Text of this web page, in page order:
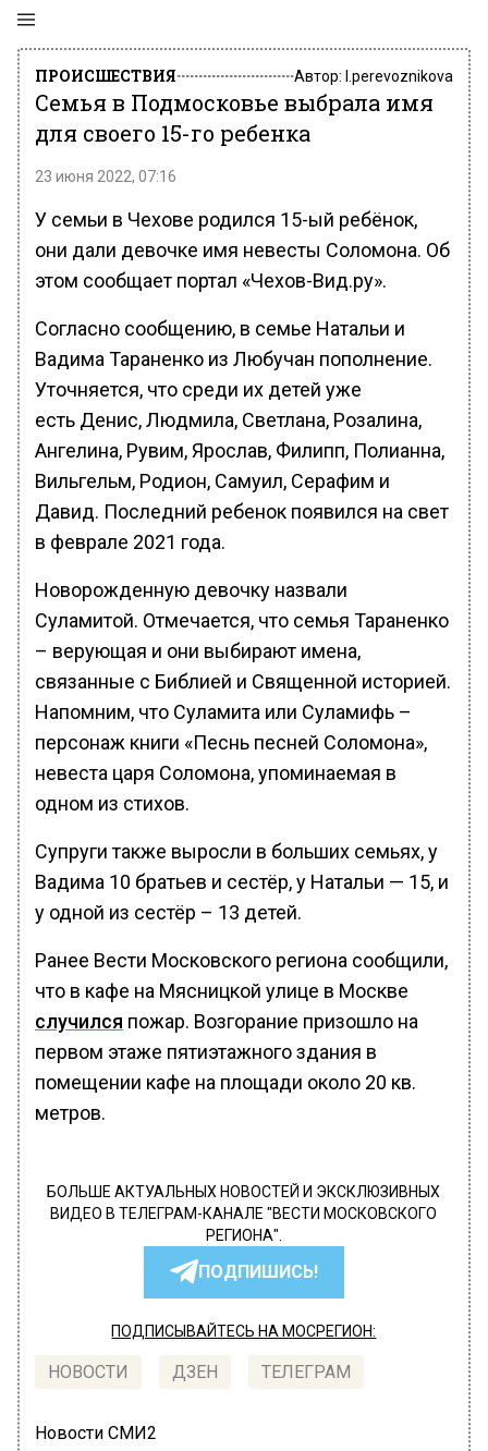
ПРОИСШЕСТВИЯ Автор: l.perevoznikova
Семья в Подмосковье выбрала имя
для своего 15-го ребенка
23 июня 2022, 07:16
У семьи в Чехове родился 15-ый ребёнок,
они дали девочке имя невесты Соломона. Об
этом сообщает портал «Чехов-Вид.ру».
Согласно сообщению, в семье Натальи и
Вадима Тараненко из Любучан пополнение.
Уточняется, что среди их детей уже
есть Денис, Людмила, Светлана, Розалина,
Ангелина, Рувим, Ярослав, Филипп, Полианна,
Вильгельм, Родион, Самуил, Серафим и
Давид. Последний ребенок появился на свет
в феврале 2021 года.
Новорожденную девочку назвали
Суламитой. Отмечается, что семья Тараненко
– верующая и они выбирают имена,
связанные с Библией и Священной историей.
Напомним, что Суламита или Суламифь –
персонаж книги «Песнь песней Соломона»,
невеста царя Соломона, упоминаемая в
одном из стихов.
Супруги также выросли в больших семьях, у
Вадима 10 братьев и сестёр, у Натальи — 15, и
у одной из сестёр – 13 детей.
Ранее Вести Московского региона сообщили,
что в кафе на Мясницкой улице в Москве
случился пожар. Возгорание призошло на
первом этаже пятиэтажного здания в
помещении кафе на площади около 20 кв.
метров.
БОЛЬШЕ АКТУАЛЬНЫХ НОВОСТЕЙ И ЭКСКЛЮЗИВНЫХ
ВИДЕО В ТЕЛЕГРАМ-КАНАЛЕ "ВЕСТИ МОСКОВСКОГО
РЕГИОНА".
ПОДПИШИСЬ!
ПОДПИСЫВАЙТЕСЬ НА МОСРЕГИОН:
НОВОСТИ ДЗЕН ТЕЛЕГРАМ
Новости СМИ2